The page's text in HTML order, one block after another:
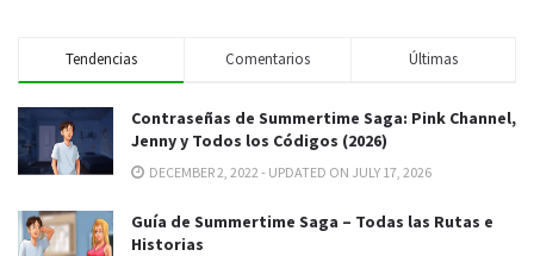
Tendencias Comentarios Últimas
Contraseñas de Summertime Saga: Pink Channel,
Jenny y Todos los Códigos (2026)
DECEMBER 2, 2022 - UPDATED ON JULY 17, 2026
Guía de Summertime Saga – Todas las Rutas e
Historias